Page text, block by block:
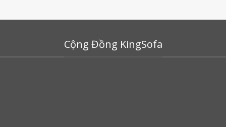
Cộng Đồng KingSofa